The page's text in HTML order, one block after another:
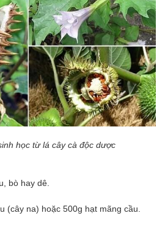
học từ lá cây cà độc dược
bò hay dê.
(cây na) hoặc 500g hạt mãng cầu.